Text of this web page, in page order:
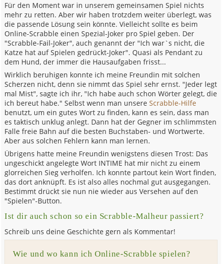
Für den Moment war in unserem gemeinsamen Spiel nichts
mehr zu retten. Aber wir haben trotzdem weiter überlegt, was
die passende Lösung sein könnte. Vielleicht sollte es beim
Online-Scrabble einen Spezial-Joker pro Spiel geben. Der
"Scrabble-Fail-Joker", auch genannt der "Ich war`s nicht, die
Katze hat auf Spielen gedrückt-Joker". Quasi als Pendant zu
dem Hund, der immer die Hausaufgaben frisst...
Wirklich beruhigen konnte ich meine Freundin mit solchen
Scherzen nicht, denn sie nimmt das Spiel sehr ernst. "Jeder legt
mal Mist", sagte ich ihr, "Ich habe auch schon Wörter gelegt, die
ich bereut habe." Selbst wenn man unsereScrabble-Hilfe
benutzt, um ein gutes Wort zu finden, kann es sein, dass man
es taktisch unklug anlegt. Dann hat der Gegner im schlimmsten
Falle freie Bahn auf die besten Buchstaben- und Wortwerte.
Aber aus solchen Fehlern kann man lernen.
Übrigens hatte meine Freundin wenigstens diesen Trost: Das
ungeschickt angelegte Wort INTIME hat mir nicht zu einem
glorreichen Sieg verholfen. Ich konnte partout kein Wort finden,
das dort anknüpft. Es ist also alles nochmal gut ausgegangen.
Bestimmt drückt sie nun nie wieder aus Versehen auf den
"Spielen"-Button.
Ist dir auch schon so ein Scrabble-Malheur passiert?
Schreib uns deine Geschichte gern als Kommentar!
Wie und wo kann ich Online-Scrabble spielen?